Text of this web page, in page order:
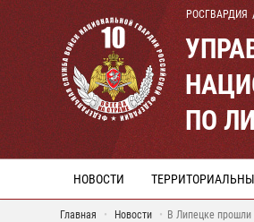
РОСГВАРДИЯ
ПО
НОВОСТИ
Главная Новости В Липецке